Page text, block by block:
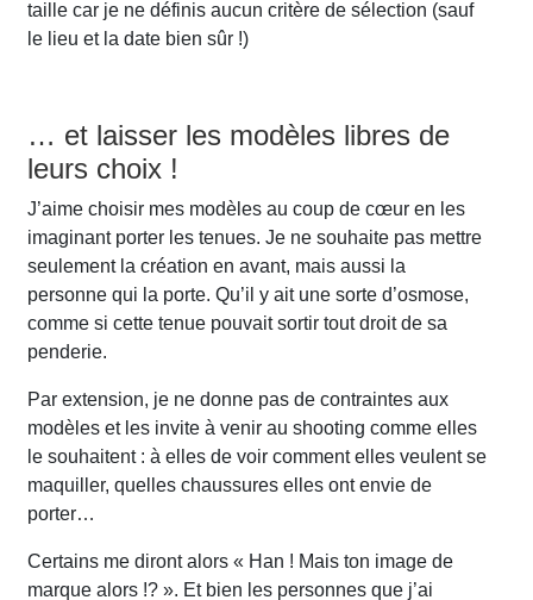
taille car je ne définis aucun critère de sélection (sauf
le lieu et la date bien sûr !)
… et laisser les modèles libres de
leurs choix !
J’aime choisir mes modèles au coup de cœur en les
imaginant porter les tenues. Je ne souhaite pas mettre
seulement la création en avant, mais aussi la
personne qui la porte. Qu’il y ait une sorte d’osmose,
comme si cette tenue pouvait sortir tout droit de sa
penderie.
Par extension, je ne donne pas de contraintes aux
modèles et les invite à venir au shooting comme elles
le souhaitent : à elles de voir comment elles veulent se
maquiller, quelles chaussures elles ont envie de
porter…
Certains me diront alors « Han ! Mais ton image de
marque alors !? ». Et bien les personnes que j’ai